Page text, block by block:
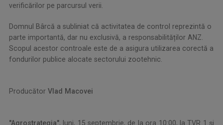
verificărilor pe parcursul verii.
Domnul Bârcă a subliniat că activitatea de control reprezintă o
parte importantă, dar nu exclusivă, a responsabilităților ANZ.
Scopul acestor controale este de a asigura utilizarea corectă a
fondurilor publice alocate sectorului zootehnic.
Producător Vlad Macovei
"Agrostrategia", luni, 15 septembrie, de la ora 10:00, la TVR 1 și